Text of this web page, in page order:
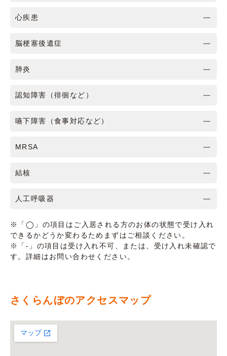
心疾患
脳梗塞後遺症
肺炎
認知障害（徘徊など）
嚥下障害（食事対応など）
MRSA
結核
人工呼吸器
※「◯」の項目はご入居される方のお体の状態で受け入れ
できるかどうか変わるためまずはご相談ください。
※「-」の項目は受け入れ不可、または、受け入れ未確認で
す。詳細はお問い合わせください。
さくらんぼのアクセスマップ